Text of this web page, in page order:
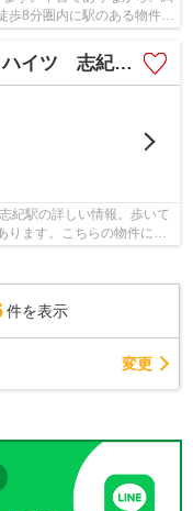
歩8分圏内に駅のある物件で
小学校区 JR志紀駅
駅の詳しい情報。歩いて
ます。こちらの物件には
物も...
件を表示
変更